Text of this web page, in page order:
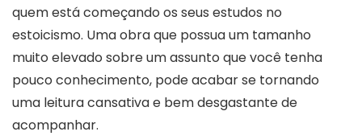
quem está começando os seus estudos no
estoicismo. Uma obra que possua um tamanho
muito elevado sobre um assunto que você tenha
pouco conhecimento, pode acabar se tornando
uma leitura cansativa e bem desgastante de
acompanhar.